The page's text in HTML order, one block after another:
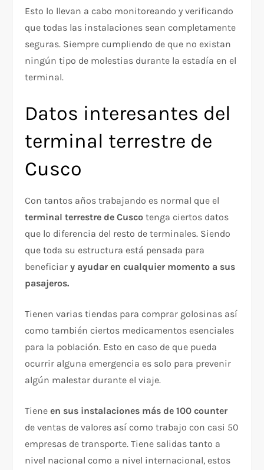
Esto lo llevan a cabo monitoreando y verificando
que todas las instalaciones sean completamente
seguras. Siempre cumpliendo de que no existan
ningún tipo de molestias durante la estadía en el
terminal.
Datos interesantes del
terminal terrestre de
Cusco
Con tantos años trabajando es normal que el
terminal terrestre de Cusco tenga ciertos datos
que lo diferencia del resto de terminales. Siendo
que toda su estructura está pensada para
beneficiary ayudar en cualquier momento a sus
pasajeros.
Tienen varias tiendas para comprar golosinas así
como también ciertos medicamentos esenciales
para la población. Esto en caso de que pueda
ocurrir alguna emergencia es solo para prevenir
algún malestar durante el viaje.
Tieneen sus instalaciones más de 100 counter
de ventas de valores así como trabajo con casi 50
empresas de transporte. Tiene salidas tanto a
nivel nacional como a nivel internacional, estos